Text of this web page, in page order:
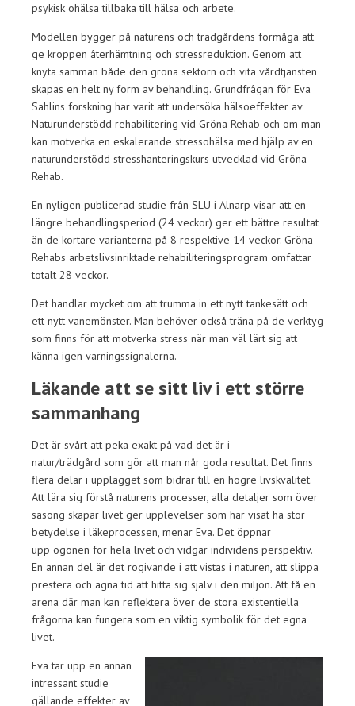
psykisk ohälsa tillbaka till hälsa och arbete.
Modellen bygger på naturens och trädgårdens förmåga att
ge kroppen återhämtning och stressreduktion. Genom att
knyta samman både den gröna sektorn och vita vårdtjänsten
skapas en helt ny form av behandling. Grundfrågan för Eva
Sahlins forskning har varit att undersöka hälsoeffekter av
Naturunderstödd rehabilitering vid Gröna Rehab och om man
kan motverka en eskalerande stressohälsa med hjälp av en
naturunderstödd stresshanteringskurs utvecklad vid Gröna
Rehab.
En nyligen publicerad studie från SLU i Alnarp visar att en
längre behandlingsperiod (24 veckor) ger ett bättre resultat
än de kortare varianterna på 8 respektive 14 veckor. Gröna
Rehabs arbetslivsinriktade rehabiliteringsprogram omfattar
totalt 28 veckor.
Det handlar mycket om att trumma in ett nytt tankesätt och
ett nytt vanemönster. Man behöver också träna på de verktyg
som finns för att motverka stress när man väl lärt sig att
känna igen varningssignalerna.
Läkande att se sitt liv i ett större
sammanhang
Det är svårt att peka exakt på vad det är i
natur/trädgård som gör att man når goda resultat. Det finns
flera delar i upplägget som bidrar till en högre livskvalitet.
Att lära sig förstå naturens processer, alla detaljer som över
säsong skapar livet ger upplevelser som har visat ha stor
betydelse i läkeprocessen, menar Eva. Det öppnar
upp ögonen för hela livet och vidgar individens perspektiv.
En annan del är det rogivande i att vistas i naturen, att slippa
prestera och ägna tid att hitta sig själv i den miljön. Att få en
arena där man kan reflektera över de stora existentiella
frågorna kan fungera som en viktig symbolik för det egna
livet.
Eva tar upp en annan
intressant studie
gällande effekter av